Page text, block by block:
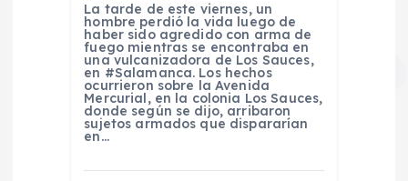
La tarde de este viernes, un
hombre perdió la vida luego de
haber sido agredido con arma de
fuego mientras se encontraba en
una vulcanizadora de Los Sauces,
en #Salamanca. Los hechos
ocurrieron sobre la Avenida
Mercurial, en la colonia Los Sauces,
donde según se dijo, arribaron
sujetos armados que dispararían
en…